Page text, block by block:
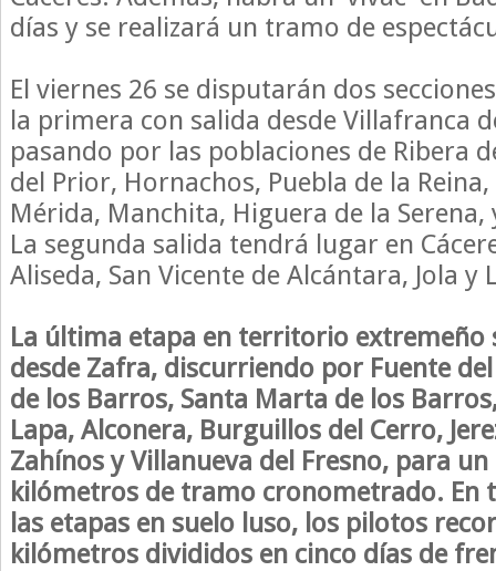
días y se realizará un tramo de
El viernes 26 se disputarán dos
la primera con salida desde Villafranca
pasando por las poblaciones de Ribera
del Prior, Hornachos, Puebla de la
Mérida, Manchita, Higuera de la Serena,
La segunda salida tendrá lugar en
Aliseda, San Vicente de Alcántara, Jola y
La última etapa en territorio extremeño
desde Zafra, discurriendo por Fuente
de los Barros, Santa Marta de los
Lapa, Alconera, Burguillos del Cerro,
Zahínos y Villanueva del Fresno, para
kilómetros de tramo cronometrado. En
las etapas en suelo luso, los pilotos
kilómetros divididos en cinco días de